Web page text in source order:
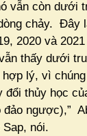
vẫn còn dưới
chảy. Đây
2020 và
thấy dưới
hợp lý, vì
thủy học
đảo ngược),”
Sap, nói.